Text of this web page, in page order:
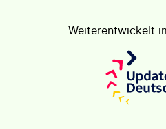
Weiterentwickelt